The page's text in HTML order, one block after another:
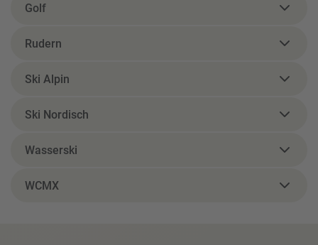
Golf
Rudern
Ski Alpin
Ski Nordisch
Wasserski
WCMX